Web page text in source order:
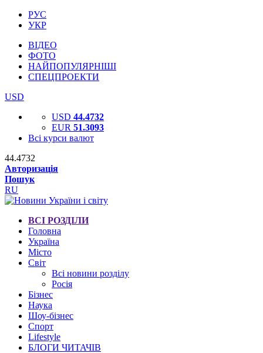
РУС
УКР
ВІДЕО
ФОТО
НАЙПОПУЛЯРНІШІ
СПЕЦПРОЕКТИ
USD
USD 44.4732
EUR 51.3093
Всі курси валют
44.4732
Авторизація
Пошук
RU
ВСІ РОЗДІЛИ
Головна
Україна
Місто
Світ
Всі новини розділу
Росія
Бізнес
Наука
Шоу-бізнес
Спорт
Lifestyle
БЛОГИ ЧИТАЧІВ